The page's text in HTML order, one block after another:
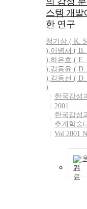
스템 개발
한 연구
정기 삼 ( K.
),이병채 ( B.
),하은호 ( E.
),김동윤 ( D.
),김동선 ( D.
)
한국감성
2001
한국감성
추계학술
Vol.2001
기